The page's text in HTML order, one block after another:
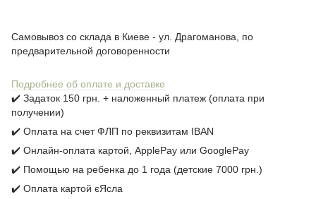
Самовывоз со склада в Киеве - ул. Драгоманова, по
предварительной договоренности
Подробнее об оплате и доставке
✔️ Задаток 150 грн. + наложенный платеж (оплата при
получении)
✔️ Оплата на счет ФЛП по реквизитам IBAN
✔️ Онлайн-оплата картой, ApplePay или GooglePay
✔️ Помощью на ребенка до 1 года (детские 7000 грн.)
✔️ Оплата картой єЯсла